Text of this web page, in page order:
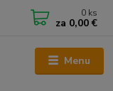
Menu
0 ks
za 0,00 €